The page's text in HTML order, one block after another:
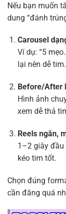
Nếu bạn muốn
dung “đánh
Carousel
Ví dụ: “5
lại nên dễ tim.
Before/After
Hình ảnh
xem dễ thả
Reels ngắn,
1–2 giây đầu
kéo tim tốt.
Chọn đúng
cần đăng quá